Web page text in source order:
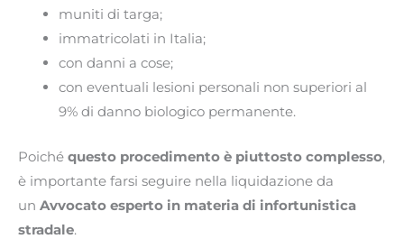
muniti di targa;
immatricolati in Italia;
con danni a cose;
con eventuali lesioni personali non superiori al
9% di danno biologico permanente.
Poiché questo procedimento è piuttosto complesso,
è importante farsi seguire nella liquidazione da
un Avvocato esperto in materia di infortunistica
stradale.